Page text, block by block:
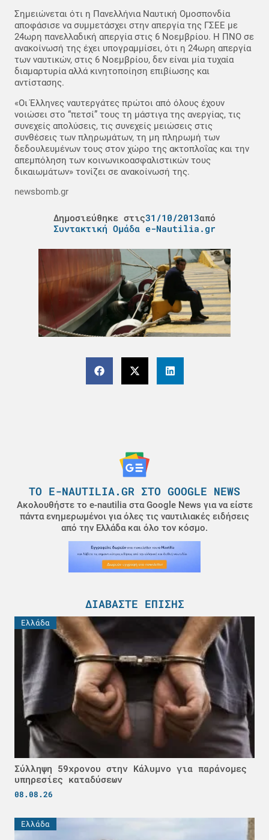
Σημειώνεται ότι η Πανελλήνια Ναυτική Ομοσπονδία
αποφάσισε να συμμετάσχει στην απεργία της ΓΣΕΕ με
24ωρη πανελλαδική απεργία στις 6 Νοεμβρίου. Η ΠΝΟ σε
ανακοίνωσή της έχει υπογραμμίσει, ότι η 24ωρη απεργία
των ναυτικών, στις 6 Νοεμβρίου, δεν είναι μία τυχαία
διαμαρτυρία αλλά κινητοποίηση επιβίωσης και
αντίστασης.
«Οι Έλληνες ναυτεργάτες πρώτοι από όλους έχουν
νοιώσει στο “πετσί” τους τη μάστιγα της ανεργίας, τις
συνεχείς απολύσεις, τις συνεχείς μειώσεις στις
συνθέσεις των πληρωμάτων, τη μη πληρωμή των
δεδουλευμένων τους στον χώρο της ακτοπλοΐας και την
απεμπόληση των κοινωνικοασφαλιστικών τους
δικαιωμάτων» τονίζει σε ανακοίνωσή της.
newsbomb.gr
Δημοσιεύθηκε στις31/10/2013από
Συντακτική Ομάδα e-Nautilia.gr
ΤΟ E-NAUTILIA.GR ΣΤΟ GOOGLE NEWS
Ακολουθήστε το e-nautilia στα Google News για να είστε
πάντα ενημερωμένοι για όλες τις ναυτιλιακές ειδήσεις
από την Ελλάδα και όλο τον κόσμο.
ΔΙΑΒΆΣΤΕ ΕΠΊΣΗΣ
Ελλάδα
Σύλληψη 59χρονου στην Κάλυμνο για παράνομες
υπηρεσίες καταδύσεων
08.08.26
Ελλάδα